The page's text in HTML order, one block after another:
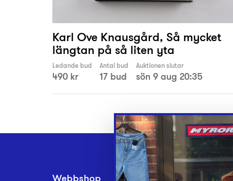
Karl Ove Knausgård, Så mycket
längtan på så liten yta
Ledande bud
490 kr
Antal bud
17 bud
Auktionen slutar
sön 9 aug 20:35